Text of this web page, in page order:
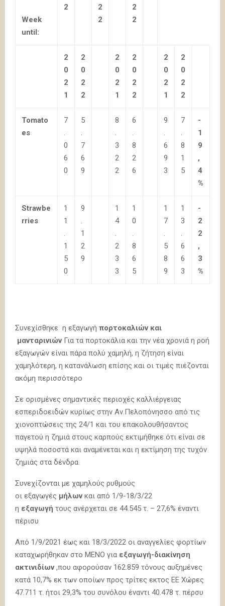
Week
until:
2
2
2
2
2
2
0
2
1
2
0
2
2
2
0
2
1
2
0
2
2
2
0
2
1
2
0
2
2
Tomato
es
7
0
6
0
5
7
6
9
8
3
2
2
6
8
2
6
9
6
9
3
7
8
1
5
-
1
9
,
4
%
Strawbe
rries
1
1
1
5
0
9
1
2
9
1
4
2
3
3
1
0
8
6
5
1
7
5
8
9
1
3
6
6
3
-
2
2
,
3
%
Συνεχίσθηκε η εξαγωγή πορτοκαλιών και
μανταρινιώνΓια τα πορτοκάλια και την νέα χρονιά η ροή
εξαγωγών είναι πάρα πολύ χαμηλή, η ζήτηση είναι
χαμηλότερη, η κατανάλωση επίσης και οι τιμές πιέζονται
ακόμη περισσότερο
Σε ορισμένες σημαντικές περιοχές καλλιέργειας
εσπεριδοειδών κυρίως στην Αν.Πελοπόνησσο από τις
χιονοπτώσεις της 24/1 και του επακολουθήσαντος
παγετού η ζημιά στους καρπούς εκτιμήθηκε ότι είναι σε
υψηλά ποσοστά και αναμένεται και η εκτίμηση της τυχόν
ζημιάς στα δένδρα
Συνεχίζονται με χαμηλούς ρυθμούς
οι εξαγωγές μήλωνκαι από 1/9-18/3/22
η εξαγωγή τους ανέρχεται σε 44.545 τ. – 27,6% έναντι
πέρισυ
Από 1/9/2021 έως και 18/3/2022 οι αναγγελίες φορτίων
καταχωρήθηκαν στο ΜΕΝΟ για εξαγωγή-διακίνηση
ακτινιδίων,που αφορούσαν 162.859 τόνους αυξημένες
κατά 10,7% εκ των οποίων προς τρίτες εκτος ΕΕ Χώρες
47.711 τ. ήτοι 29,3% του συνόλου έναντι 40.478 τ. πέρσυ